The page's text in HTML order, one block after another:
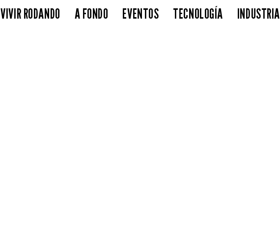
VIVIR RODANDO A FONDO EVENTOS TECNOLOGÍA INDUSTRIA